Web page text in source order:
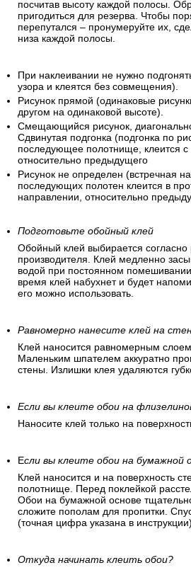
посчитав высоту каждой полосы.
пригодиться для резерва. Чтобы
перепутался – пронумеруйте их,
низа каждой полосы.
При наклеивании не нужно
узора и клеятся без совмещения).
Рисунок прямой (одинаковые
другом на одинаковой высоте).
Смещающийся рисунок,
Сдвинутая подгонка (подгонка по
последующее полотнище, клеится с
относительно предыдущего
Рисунок не определен (встречная
последующих полотен клеится в
направлении, относительно
Подготовьте обойный клей
Обойный клей выбирается
производителя. Клей медленно
водой при постоянном
время клей набухнет и будет
его можно использовать.
Равномерно нанесите клей на
Клей наносится равномерным
Маленьким шпателем аккуратно
стены. Излишки клея удаляются
Если вы клеите обои на
Наносите клей только на
Если вы клеите обои на бумажной
Клей наносится и на поверхность
полотнище. Перед поклейкой
Обои на бумажной основе
сложите пополам для пропитки.
(точная цифра указана в
Откуда начинать клеить обои?